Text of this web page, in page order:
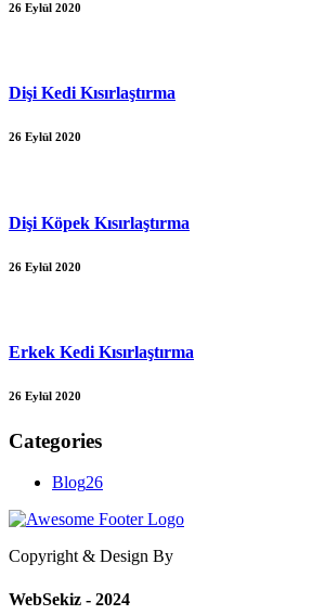
26 Eylül 2020
Dişi Kedi Kısırlaştırma
26 Eylül 2020
Dişi Köpek Kısırlaştırma
26 Eylül 2020
Erkek Kedi Kısırlaştırma
26 Eylül 2020
Categories
Blog26
Copyright & Design By
WebSekiz - 2024